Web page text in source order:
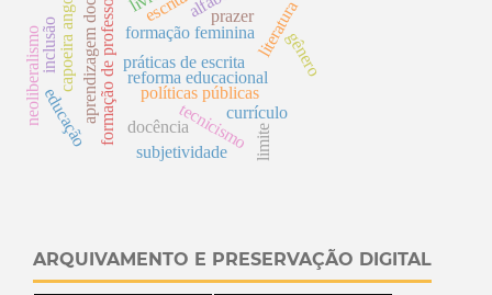
políticas públicas
f
o
r
m
a
ç
ã
o
d
e
p
r
o
f
e
s
s
o
r
e
s
aprendizagem docente reforma educacional
práticas de escrita
literatura
formação feminina
tecnicismo
subjetividade
educação docência
currículo
capoeira angola
neoliberalismo
prazer
limite
gênero
inclusão
ARQUIVAMENTO E PRESERVAÇÃO DIGITAL